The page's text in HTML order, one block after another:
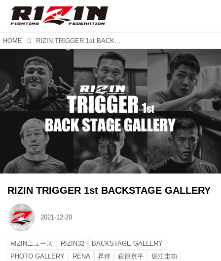
HOME RIZIN TRIGGER 1st BACKSTAGE GALLERY
RIZIN TRIGGER 1st BACKSTAGE GALLERY
2021-12-20
RIZINニュース RIZIN32
BACKSTAGE GALLERY
PHOTO GALLERY
RENA 昇侍 萩原京平
堀江圭功